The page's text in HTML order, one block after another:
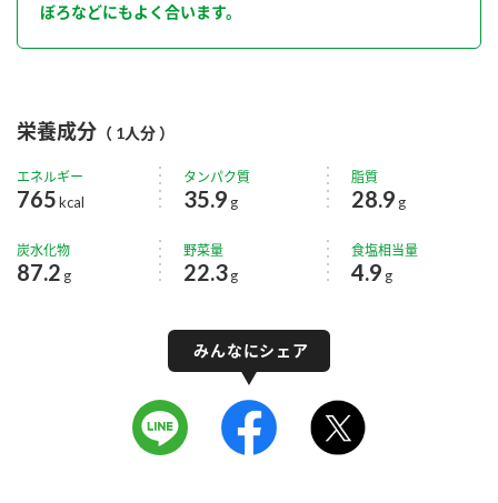
ぼろなどにもよく合います。
栄養成分 （ 1人分 ）
エネルギー
765kcal
タンパク質
35.9 g
脂質
28.9 g
炭水化物
87.2 g
野菜量
22.3g
食塩相当量
4.9 g